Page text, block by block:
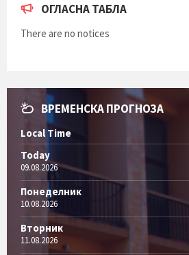
ОГЛАСНА ТАБЛА
There are no notices
ВРЕМЕНСКА ПРОГНОЗА
Local Time
Today
09.08.2026
Понеделник
10.08.2026
Вторник
11.08.2026